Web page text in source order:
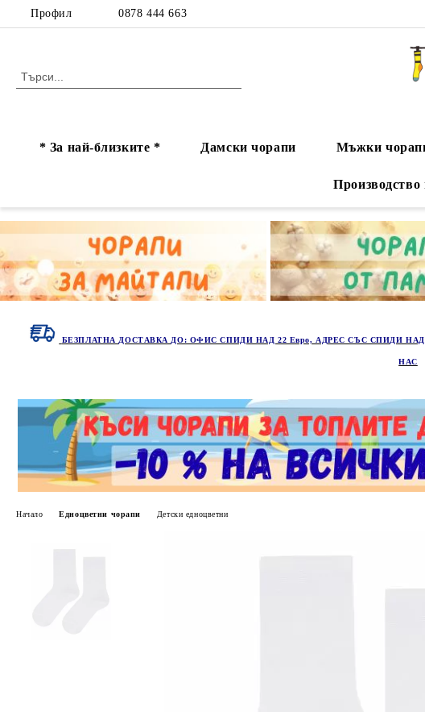
Профил 0878 444 663
* За най-близките * Дамски чорапи Мъжки
Производство
БЕЗПЛАТНА ДОСТАВКА ДО: ОФИС СПИДИ НАД 22 Евро, АДРЕС СЪС СПИДИ НАД
НАС
Начало Едноцветни чорапи Детски едноцветни